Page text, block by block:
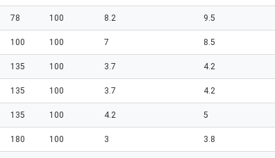
78 100 8.2 9.5
100 100 7 8.5
135 100 3.7 4.2
135 100 3.7 4.2
135 100 4.2 5
180 100 3 3.8